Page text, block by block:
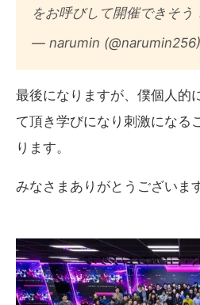
をお呼びして開催できそう
— narumin (@narumin256)
最後になりますが、僕個人的
て頂き学びになり刺激になる
ります。
みなさまありがとうございま